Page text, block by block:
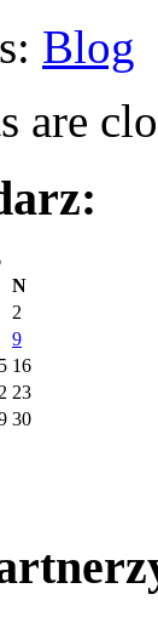
Blog
are
N
2
9
16
23
30